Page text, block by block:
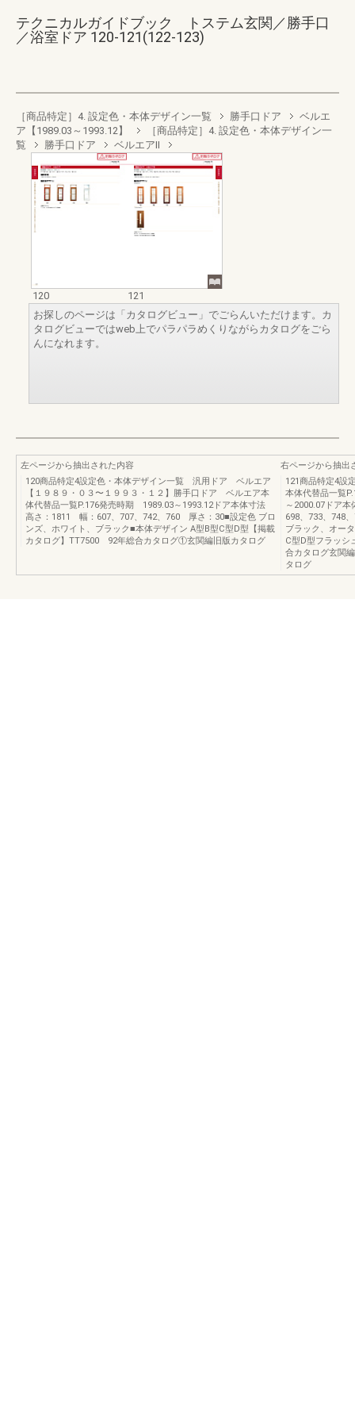
テクニカルガイドブック トステム玄関／勝手口
／浴室ドア 120-121(122-123)
［商品特定］4. 設定色・本体デザイン一覧 勝手口ドア
ベルエ
ア【1989.03～1993.12】
［商品特定］4. 設定色・本体デザイン一
覧
勝手口ドア ベルエアII
120
121
お探しのページは「カタログビュー」でごらんいただけます。カ
タログビューではweb上でパラパラめくりながらカタログをごら
んになれます。
左ページから抽出された内容
120商品特定4設定色・本体デザイン一覧 汎用ドア ベルエア
【１９８９・０３〜１９９３・１２】勝手口ドア ベルエア本
体代替品一覧P.176発売時期 1989.03～1993.12ドア本体寸法
高さ：1811 幅：607、707、742、760 厚さ：30■設定色 ブロ
ンズ、ホワイト、ブラック■本体デザイン A型B型C型D型【掲載
カタログ】TT7500 92年総合カタログ①玄関編旧版カタログ
右ページから抽出
121商品特定4設
本体代替品一覧
～2000.07ドア
698、733、748
ブラック、オー
C型D型フラッ
合カタログ玄関
タログ